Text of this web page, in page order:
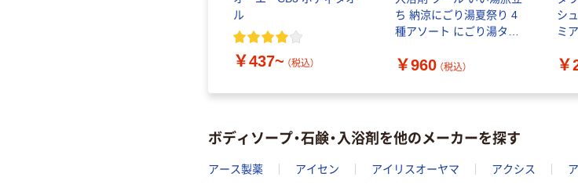
ル
￥437~ （税込）
ち 納涼にごり湯夏祭り 4
種アソート にごり湯タイ
×3）医薬部外品 白元アー
￥960 （税込）
シ
ミ
個
￥
ボディソープ・石鹸・入浴剤を他のメーカーを探す
アース製薬 アイセン アイリスオーヤマ アクシス